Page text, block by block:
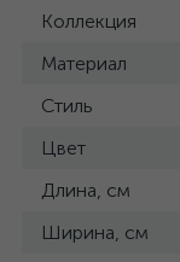
Коллекция
Материал
Стиль
Цвет
Длина, см
Ширина, см